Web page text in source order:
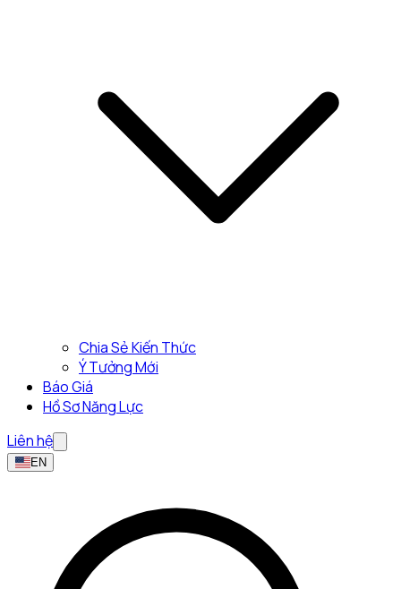
Chia Sẻ Kiến Thức
Ý Tưởng Mới
Báo Giá
Hồ Sơ Năng Lực
Liên hệ
EN